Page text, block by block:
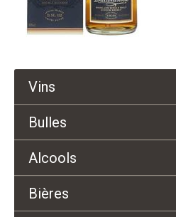
Vins
Bulles
Alcools
Bières